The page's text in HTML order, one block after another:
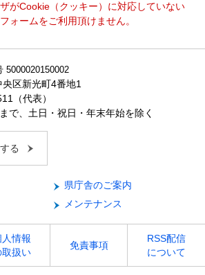
がCookie（クッキー）に対応していない
ォームをご利用頂けません。
5000020150002
区新光町4番地1
（代表）
で、土日・祝日・年末年始を除く
る
県庁舎のご案内
メンテナンス
人情報
取扱い
免責事項
RSS配信
について